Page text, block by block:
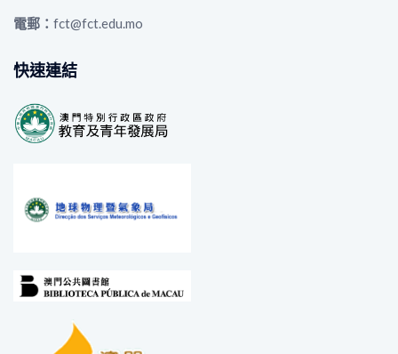
電郵： fct@fct.edu.mo
快速連結